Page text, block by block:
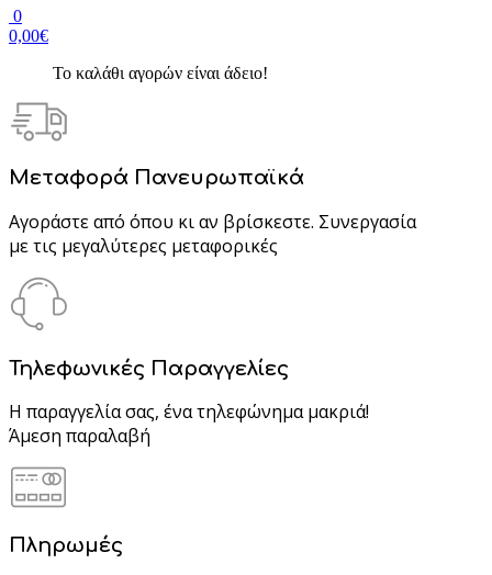
0
0,00€
Το καλάθι αγορών είναι άδειο!
Μεταφορά Πανευρωπαϊκά
Αγοράστε από όπου κι αν βρίσκεστε. Συνεργασία
με τις μεγαλύτερες μεταφορικές
Τηλεφωνικές Παραγγελίες
Η παραγγελία σας, ένα τηλεφώνημα μακριά!
Άμεση παραλαβή
Πληρωμές